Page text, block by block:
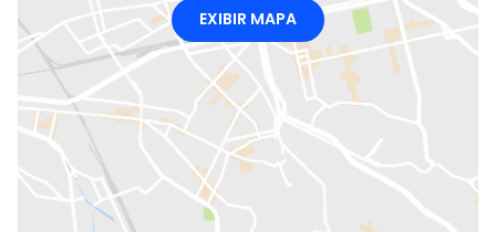
EXIBIR MAPA